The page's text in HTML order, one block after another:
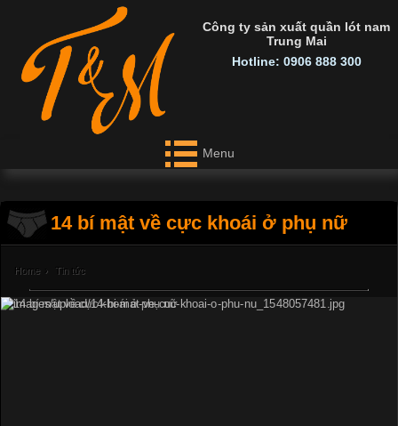
Công ty sản xuất quần lót nam
Trung Mai
Hotline: 0906 888 300
Menu
14 bí mật về cực khoái ở phụ nữ
Home › Tin tức